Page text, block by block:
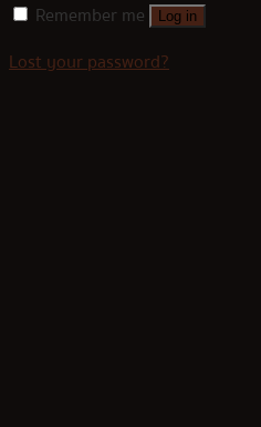
Remember me
Log in
Lost your password?